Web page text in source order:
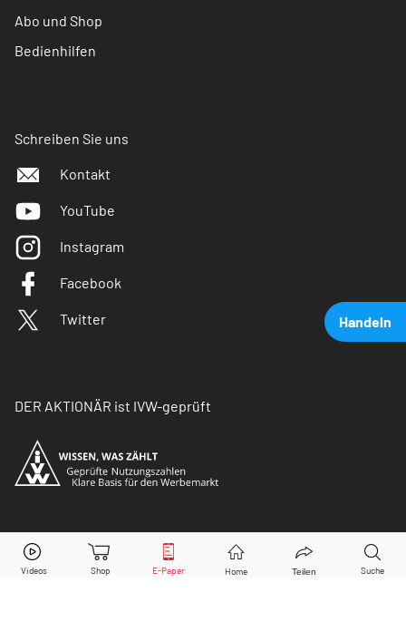
Handeln
Illumina Aktie jetzt handeln?
Abo und Shop
Bedienhilfen
Schreiben Sie uns
Kontakt
YouTube
Instagram
Facebook
Twitter
DER AKTIONÄR ist IVW-geprüft
© Copyright 2026 Börsenmedien AG. Alle Rechte